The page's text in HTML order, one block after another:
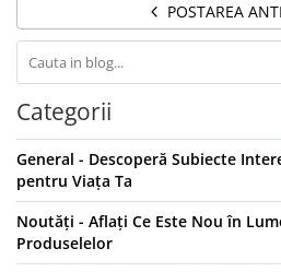
POSTAREA
Categorii
General - Descoperă Subiecte
pentru Viața Ta
Noutăți - Aflați Ce Este Nou în
Produselelor